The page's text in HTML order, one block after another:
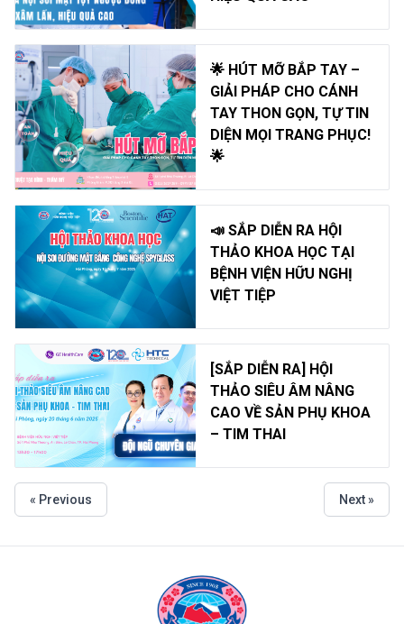
🌟 HÚT MỠ BẮP TAY –
GIẢI PHÁP CHO CÁNH
TAY THON GỌN, TỰ TIN
DIỆN MỌI TRANG PHỤC!
🌟
📣 SẮP DIỄN RA HỘI
THẢO KHOA HỌC TẠI
BỆNH VIỆN HỮU NGHỊ
VIỆT TIỆP
[SẮP DIỄN RA] HỘI
THẢO SIÊU ÂM NÂNG
CAO VỀ SẢN PHỤ KHOA
– TIM THAI
« Previous Next »